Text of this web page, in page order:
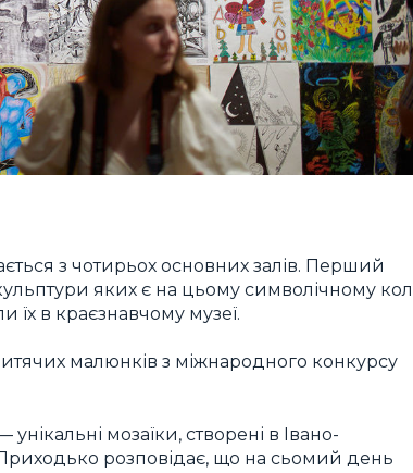
з чотирьох основних залів. Перший
яких є на цьому символічному
їх в краєзнавчому музеї.
малюнків з міжнародного конкурсу
мозаїки, створені в Івано-
Приходько розповідає, що на сьомий день